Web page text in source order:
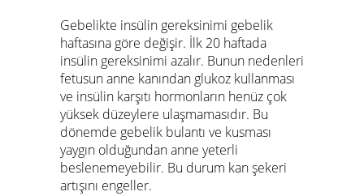
Gebelikte insülin gereksinimi gebelik
haftasına göre değişir. İlk 20 haftada
insülin gereksinimi azalır. Bunun nedenleri
fetusun anne kanından glukoz kullanması
ve insülin karşıtı hormonların henüz çok
yüksek düzeylere ulaşmamasıdır. Bu
dönemde gebelik bulantı ve kusması
yaygın olduğundan anne yeterli
beslenemeyebilir. Bu durum kan şekeri
artışını engeller.